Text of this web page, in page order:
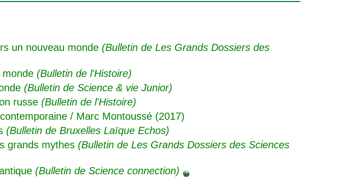
un nouveau monde (Bulletin de Les Grands Dossiers des
monde (Bulletin de l'Histoire)
(Bulletin de Science & vie Junior)
russe (Bulletin de l'Histoire)
/ Marc Montoussé (2017)
(Bulletin de Bruxelles Laïque Echos)
grands mythes (Bulletin de Les Grands Dossiers des Sciences
(Bulletin de Science connection)